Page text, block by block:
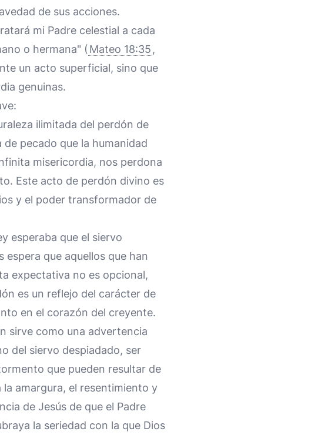
de sus acciones.
mi Padre celestial a cada
o hermana" ( Mateo 18:35 ,
un acto superficial, sino que
genuinas.
ilimitada del perdón de
pecado que la humanidad
misericordia, nos perdona
Este acto de perdón divino es
y el poder transformador de
esperaba que el siervo
que aquellos que han
expectativa no es opcional,
es un reflejo del carácter de
en el corazón del creyente.
sirve como una advertencia
del siervo despiadado, ser
que pueden resultar de
amargura, el resentimiento y
de Jesús de que el Padre
la seriedad con la que Dios